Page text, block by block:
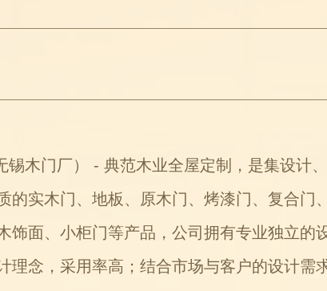
木门厂） - 典范木业全屋定制，是集设计
的实木门、地板、原木门、烤漆门、复合门
饰面、小柜门等产品，公司拥有专业独立的
理念，采用率高；结合市场与客户的设计需